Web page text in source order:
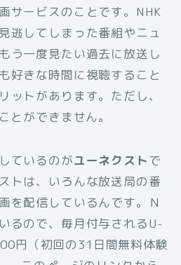
サービスのことです。NHK
逃してしまった番組やニュ
う一度見たい過去に放送し
好きな時間に視聴すること
ットがあります。ただし、
とができません。
ているのがユーネクストで
トは、いろんな放送局の番
を配信しているんです。Ｎ
るので、毎月付与されるU-
円（初回の31日間無料体験